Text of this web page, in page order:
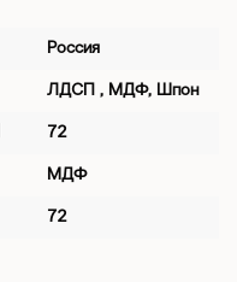
Россия
ЛДСП , МДФ, Шпон
72
МДФ
72